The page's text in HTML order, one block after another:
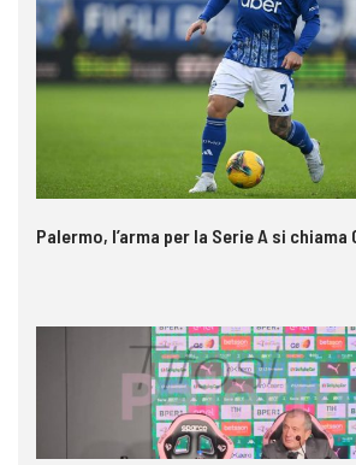
Palermo, l’arma per la Serie A si